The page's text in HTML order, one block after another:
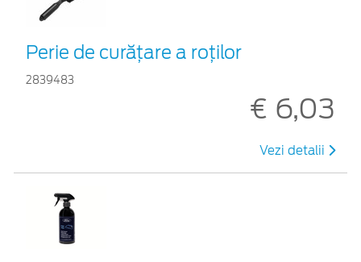
Perie de curățare a roților
2839483
€ 6,03
Vezi detalii